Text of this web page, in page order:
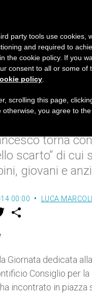
è un tempo
torna
scarto” di cui
giovani e
00:00 LUCA
w
r
Giornata dedicata
Consiglio per la
incontrato in piazza
party tools use cookies,
and required to
the cookie policy. If you
consent to all or some of
policy
scrolling this page,
you agree to the